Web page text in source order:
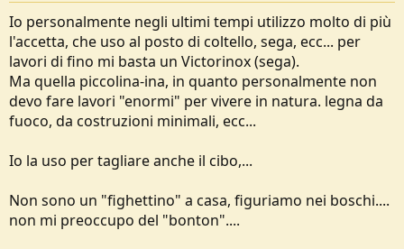
Io personalmente negli ultimi tempi utilizzo molto di più
l'accetta, che uso al posto di coltello, sega, ecc... per
lavori di fino mi basta un Victorinox (sega).
Ma quella piccolina-ina, in quanto personalmente non
devo fare lavori "enormi" per vivere in natura. legna da
fuoco, da costruzioni minimali, ecc...
Io la uso per tagliare anche il cibo,...
Non sono un "fighettino" a casa, figuriamo nei boschi....
non mi preoccupo del "bonton"....